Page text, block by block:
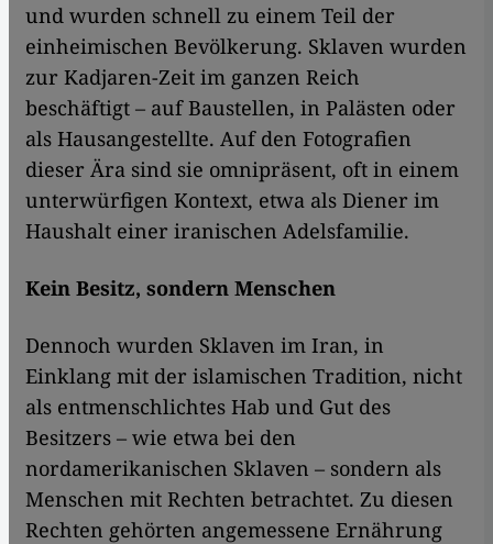
und wurden schnell zu einem Teil der
einheimischen Bevölkerung. Sklaven wurden
zur Kadjaren-Zeit im ganzen Reich
beschäftigt – auf Baustellen, in Palästen oder
als Hausangestellte. Auf den Fotografien
dieser Ära sind sie omnipräsent, oft in einem
unterwürfigen Kontext, etwa als Diener im
Haushalt einer iranischen Adelsfamilie.
Kein Besitz, sondern Menschen
Dennoch wurden Sklaven im Iran, in
Einklang mit der islamischen Tradition, nicht
als entmenschlichtes Hab und Gut des
Besitzers – wie etwa bei den
nordamerikanischen Sklaven – sondern als
Menschen mit Rechten betrachtet. Zu diesen
Rechten gehörten angemessene Ernährung